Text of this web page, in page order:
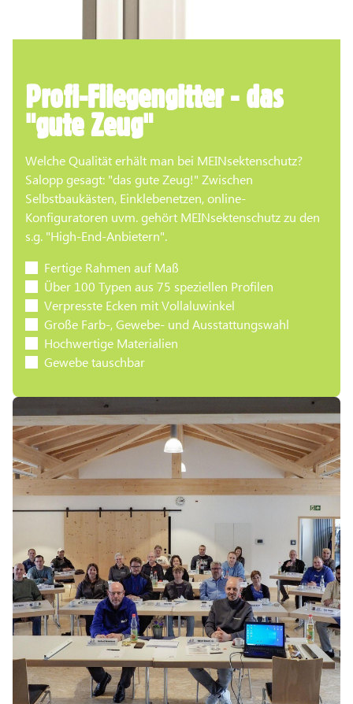
Profi-Fliegengitter - das
"gute Zeug"
Welche Qualität erhält man bei MEINsektenschutz?
Salopp gesagt: "das gute Zeug!" Zwischen
Selbstbaukästen, Einklebenetzen, online-
Konfiguratoren uvm. gehört MEINsektenschutz zu den
s.g. "High-End-Anbietern".
Fertige Rahmen auf Maß
Über 100 Typen aus 75 speziellen Profilen
Verpresste Ecken mit Vollaluwinkel
Große Farb-, Gewebe- und Ausstattungswahl
Hochwertige Materialien
Gewebe tauschbar